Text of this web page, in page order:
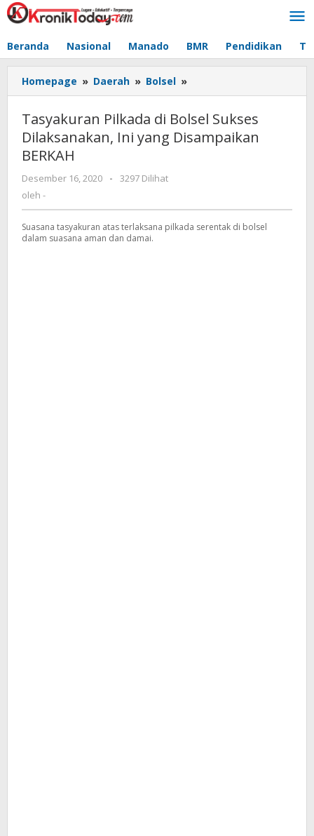
Lewati
ke
Beranda Nasional Manado BMR Pendidikan
Homepage » Daerah » Bolsel »
Pilkada
di
Bolsel
Sukses
BERKAH
Tasyakuran Pilkada di Bolsel Sukses
Dilaksanakan, Ini yang Disampaikan
BERKAH
Desember 16, 2020
oleh
-
3297 Dilihat
oleh -
Suasana tasyakuran atas terlaksana pilkada serentak di bolsel
dalam suasana aman dan damai.